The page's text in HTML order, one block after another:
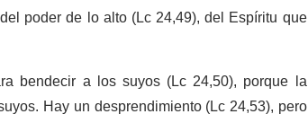
poder de lo alto (Lc 24,49), del Espíritu que
bendecir a los suyos (Lc 24,50), porque la
Hay un desprendimiento (Lc 24,53), pero